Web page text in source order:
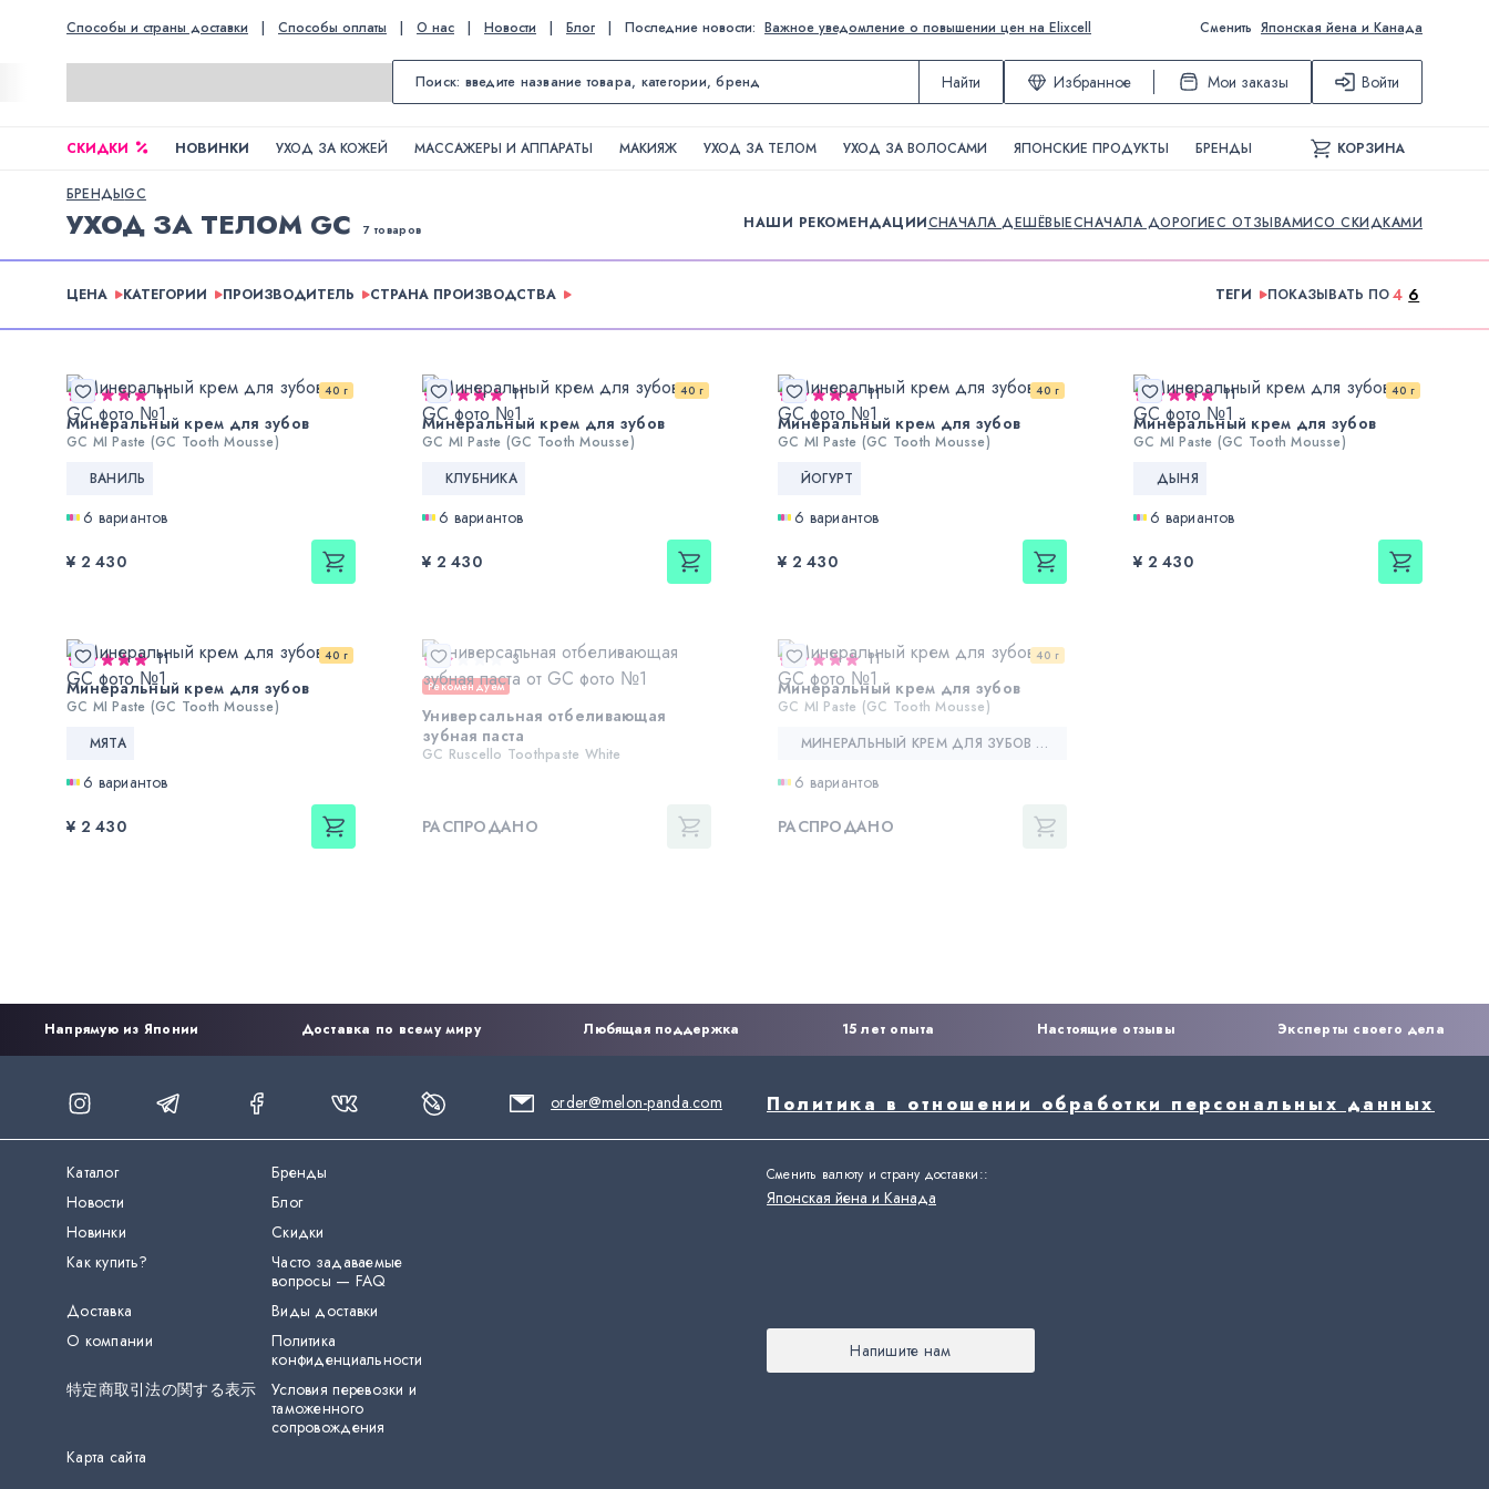
Способы и страны доставки | Способы оплаты | О нас | Новости | Блог | Последние новости: Важное уведомление о повышении цен на Elixcell Сменить Японская йена и Канада
Найти Избранное Мои заказы Войти
СКИДКИ НОВИНКИ УХОД ЗА КОЖЕЙ МАССАЖЕРЫ И АППАРАТЫ МАКИЯЖ УХОД ЗА ТЕЛОМ УХОД ЗА ВОЛОСАМИ ЯПОНСКИЕ ПРОДУКТЫ БРЕНДЫ КОРЗИНА
БРЕНДЫGC
УХОД ЗА ТЕЛОМ GC 7 товаров НАШИ РЕКОМЕНДАЦИИСНАЧАЛА ДЕШЁВЫЕСНАЧАЛА ДОРОГИЕС ОТЗЫВАМИСО СКИДКАМИ
ЦЕНА КАТЕГОРИИ ПРОИЗВОДИТЕЛЬ СТРАНА ПРОИЗВОДСТВА ТЕГИ ПОКАЗЫВАТЬ ПО4 6
40 г
11
Минеральный крем для зубов
GC MI Paste (GC Tooth Mousse)
ВАНИЛЬ
6 вариантов
¥ 2 430
40 г
11
Минеральный крем для зубов
GC MI Paste (GC Tooth Mousse)
КЛУБНИКА
6 вариантов
¥ 2 430
40 г
11
Минеральный крем для зубов
GC MI Paste (GC Tooth Mousse)
ЙОГУРТ
6 вариантов
¥ 2 430
40 г
11
Минеральный крем для зубов
GC MI Paste (GC Tooth Mousse)
ДЫНЯ
6 вариантов
¥ 2 430
40 г
11
Минеральный крем для зубов
GC MI Paste (GC Tooth Mousse)
МЯТА
6 вариантов
¥ 2 430
3
Рекомендуем
Универсальная отбеливающая
зубная паста
GC Ruscello Toothpaste White
РАСПРОДАНО
40 г
11
Минеральный крем для зубов
GC MI Paste (GC Tooth Mousse)
МИНЕРАЛЬНЫЙ КРЕМ ДЛЯ ЗУБОВ — GC MI PASTE (GC TOOTH MOUSSE)
6 вариантов
РАСПРОДАНО
Напрямую из Японии Доставка по всему миру Любящая поддержка 15 лет опыта Настоящие отзывы Эксперты своего дела
order@melon-panda.com Политика в отношении обработки персональных данных
Каталог
Бренды
Новости
Блог
Новинки
Скидки
Как купить?
Часто задаваемые
вопросы — FAQ
Доставка
Виды доставки
О компании
Политика
конфиденциальности
特定商取引法の関する表示
Условия перевозки и
таможенного
сопровождения
Карта сайта
Сменить валюту и страну доставки::
Японская йена и Канада
Напишите нам